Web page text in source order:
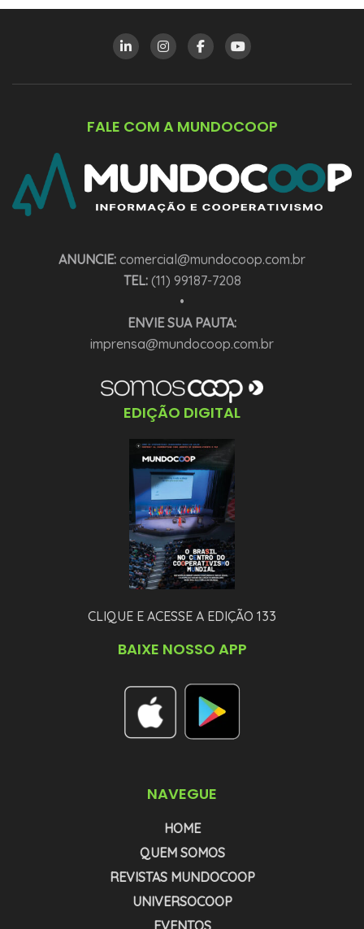
FALE COM A MUNDOCOOP
ANUNCIE: comercial@mundocoop.com.br
TEL:(11) 99187-7208
•
ENVIE SUA PAUTA:
imprensa@mundocoop.com.br
EDIÇÃO DIGITAL
CLIQUE E ACESSE A EDIÇÃO 133
BAIXE NOSSO APP
NAVEGUE
HOME
QUEM SOMOS
REVISTAS MUNDOCOOP
UNIVERSOCOOP